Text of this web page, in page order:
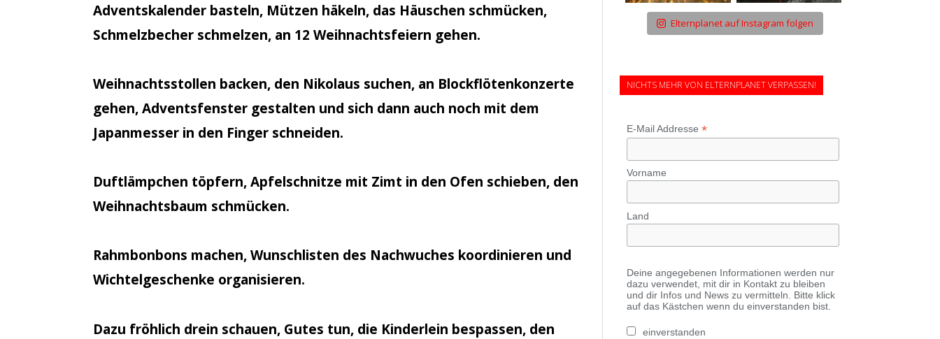
Adventskalender basteln, Mützen häkeln, das Häuschen schmücken,
Schmelzbecher schmelzen, an 12 Weihnachtsfeiern gehen.
Weihnachtsstollen backen, den Nikolaus suchen, an Blockflötenkonzerte
gehen, Adventsfenster gestalten und sich dann auch noch mit dem
Japanmesser in den Finger schneiden.
Duftlämpchen töpfern, Apfelschnitze mit Zimt in den Ofen schieben, den
Weihnachtsbaum schmücken.
Rahmbonbons machen, Wunschlisten des Nachwuches koordinieren und
Wichtelgeschenke organisieren.
Dazu fröhlich drein schauen, Gutes tun, die Kinderlein bespassen, den
Elternplanet auf Instagram folgen
NICHTS MEHR VON ELTERNPLANET VERPASSEN!
E-Mail Addresse *
Vorname
Land
Deine angegebenen Informationen werden nur
dazu verwendet, mit dir in Kontakt zu bleiben
und dir Infos und News zu vermitteln. Bitte klick
auf das Kästchen wenn du einverstanden bist.
einverstanden